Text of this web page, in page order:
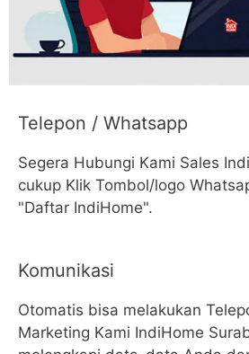
Telepon / Whatsapp
Segera Hubungi Kami Sales
cukup Klik Tombol/logo
"Daftar IndiHome".
Komunikasi
Otomatis bisa melakukan
Marketing Kami IndiHome